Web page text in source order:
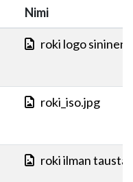
Nimi
roki logo sininen
roki_iso.jpg
roki ilman